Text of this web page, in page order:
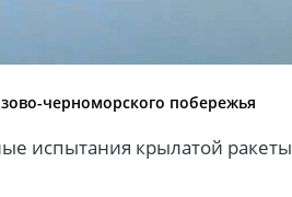
черноморского побережья
испытания крылатой ракеты